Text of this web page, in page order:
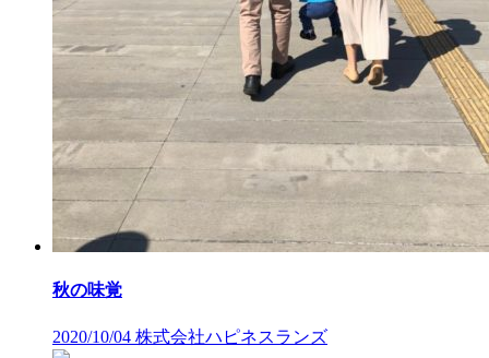
秋の味覚
2020/10/04 株式会社ハピネスランズ